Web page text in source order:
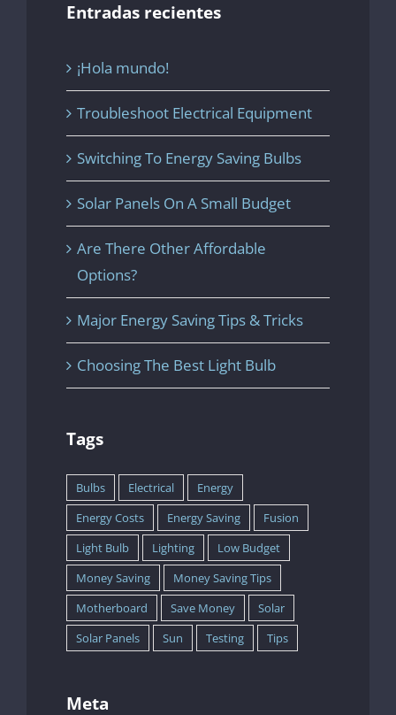
Entradas recientes
¡Hola mundo!
Troubleshoot Electrical Equipment
Switching To Energy Saving Bulbs
Solar Panels On A Small Budget
Are There Other Affordable
Options?
Major Energy Saving Tips & Tricks
Choosing The Best Light Bulb
Tags
Bulbs Electrical
Energy
Energy Costs
Energy Saving
Fusion
Light Bulb
Lighting
Low Budget
Money Saving
Money Saving Tips
Motherboard
Save Money
Solar
Solar Panels
Sun Testing Tips
Meta
Plaza Ezkabazabal, 8
Tlf.: 619 88 99 29 – 948 07 43 87
info@gestionremat.com
NUESTROS SERVICIOS
Gestión de parking
Portería de edificios y comunidades
Limpieza de comunidades y edificios